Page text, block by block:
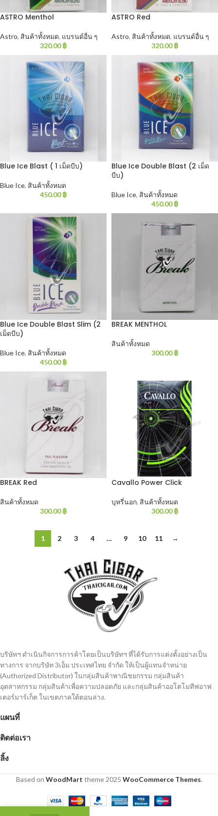
ASTRO Menthol
Astro, สินค้าทั้งหมด, แบรนด์อื่น ๆ
320.00฿
ASTRO Red
Astro, สินค้าทั้งหมด, แบรนด์อื่น ๆ
320.00฿
Blue Ice Blast ( 1 เม็ดบีบ)
Blue Ice, สินค้าทั้งหมด
450.00฿
Blue Ice Double Blast (2 เม็ด
บีบ)
Blue Ice, สินค้าทั้งหมด
450.00฿
Blue Ice Double Blast Slim (2
เม็ดบีบ)
Blue Ice, สินค้าทั้งหมด
450.00฿
BREAK MENTHOL
สินค้าทั้งหมด
300.00฿
BREAK Red
สินค้าทั้งหมด
300.00฿
Cavallo Power Click
บุหรี่นอก, สินค้าทั้งหมด
300.00฿
1 2 3 4 … 9 10 11 →
บริษัทฯ ดำเนินกิจการการค้าโดยเป็นบริษัทฯ ที่ได้รับการแต่งตั้งอย่างเป็น
ทางการ จากบริษัท 3เอ็ม ประเทศไทย จํากัด ให้เป็นผู้แทนจำหน่าย
(Authorized Distributor) ในกลุ่มสินค้าพาณิชยกรรม กลุ่มสินค้า
อุตสาหกรรม กลุ่มสินค้าเพื่อความปลอดภัย และกลุ่มสินค้าออโตโมทีฟอาฟ
เตอร์มาร์เก็ต ในเขตภาคใต้ตอนล่าง.
แผนที่
ติดต่อเรา
ลิ้ง
Based on WoodMart theme2025 WooCommerce Themes.